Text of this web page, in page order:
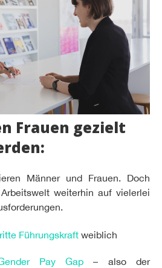
Frauen gezielt
Männer und Frauen. Doch
weiterhin auf vielerlei
Führungskraftweiblich
Pay Gap – also der